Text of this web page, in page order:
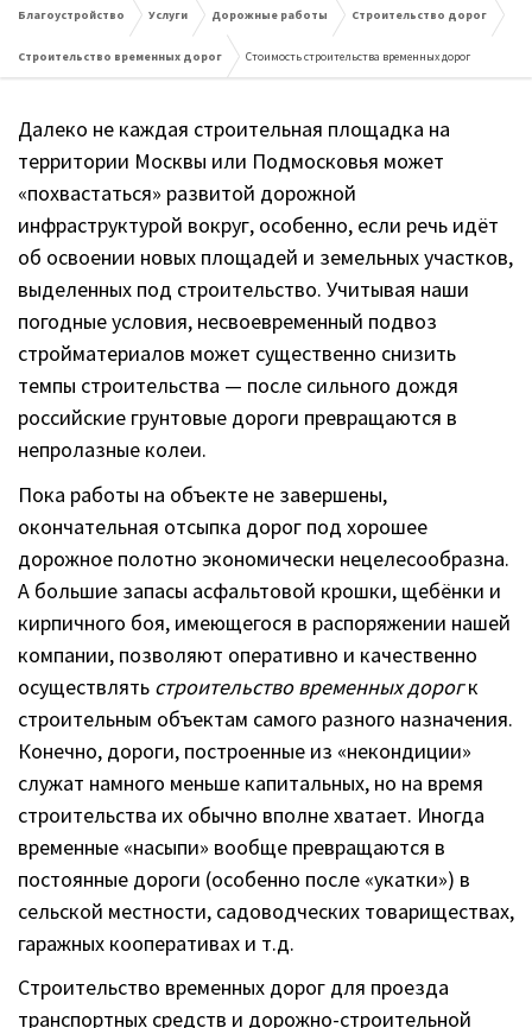
Благоустройство Услуги Дорожные работы Строительство дорог
Строительство временных дорог Стоимость строительства временных дорог
Далеко не каждая строительная площадка на
территории Москвы или Подмосковья может
«похвастаться» развитой дорожной
инфраструктурой вокруг, особенно, если речь идёт
об освоении новых площадей и земельных участков,
выделенных под строительство. Учитывая наши
погодные условия, несвоевременный подвоз
стройматериалов может существенно снизить
темпы строительства — после сильного дождя
российские грунтовые дороги превращаются в
непролазные колеи.
Пока работы на объекте не завершены,
окончательная отсыпка дорог под хорошее
дорожное полотно экономически нецелесообразна.
А большие запасы асфальтовой крошки, щебёнки и
кирпичного боя, имеющегося в распоряжении нашей
компании, позволяют оперативно и качественно
осуществлять строительство временных дорогк
строительным объектам самого разного назначения.
Конечно, дороги, построенные из «некондиции»
служат намного меньше капитальных, но на время
строительства их обычно вполне хватает. Иногда
временные «насыпи» вообще превращаются в
постоянные дороги (особенно после «укатки») в
сельской местности, садоводческих товариществах,
гаражных кооперативах и т.д.
Строительство временных дорог для проезда
транспортных средств и дорожно-строительной